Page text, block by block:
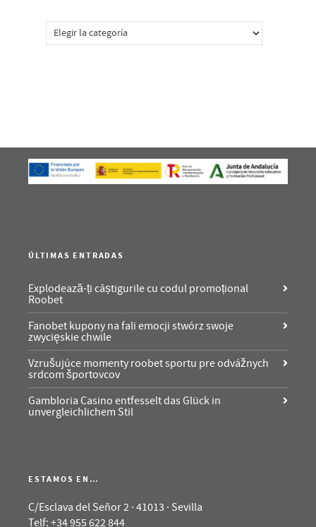
Categorías
ÚLTIMAS ENTRADAS
Explodează-ți câștigurile cu codul promoțional
Roobet
Fanobet kupony na fali emocji stwórz swoje
zwycięskie chwile
Vzrušujúce momenty roobet sportu pre odvážnych
srdcom športovcov
Gambloria Casino entfesselt das Glück in
unvergleichlichem Stil
ESTAMOS EN…
C/Esclava del Señor 2 · 41013 · Sevilla
Telf: +34 955 622 844